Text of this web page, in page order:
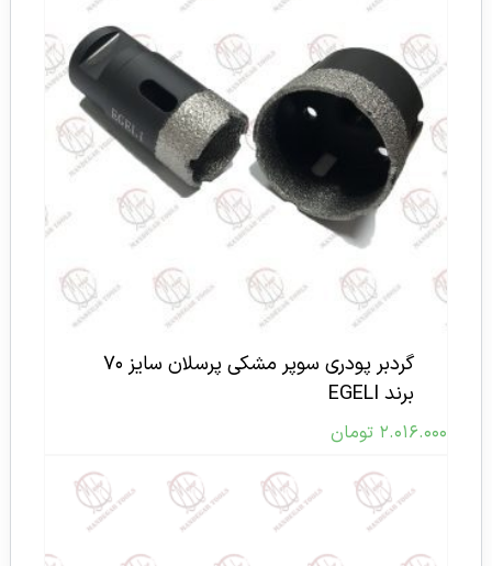
گردبر پودری سوپر مشکی پرسلان سایز ۷۰
برند EGELI
۲.۰۱۶.۰۰۰ تومان